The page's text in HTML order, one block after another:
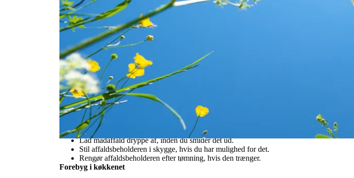
Gode råd til affaldsbeholderen i sommervarmen
Varme sommerdage kan give ekstra lugt fra affaldsbeholderen. Her får du enkle råd, der kan
De kommende dage skrues der gradvist op for varmen. Når temperaturen stiger, kan
Det er ikke farligt, men det kan være ubehageligt – både for dig, dine naboer og de
Heldigvis kan nogle få vaner være med til at mindske generne.
De vigtigste råd
Luk affaldsposen med en god knude, og undgå at overfylde posen.
Overfyld ikke affaldsbeholderen – låget skal kunne lukke helt.
Lad madaffald dryppe af, inden du smider det ud.
Stil affaldsbeholderen i skygge, hvis du har mulighed for det.
Rengør affaldsbeholderen efter tømning, hvis den trænger.
Forebyg i køkkenet